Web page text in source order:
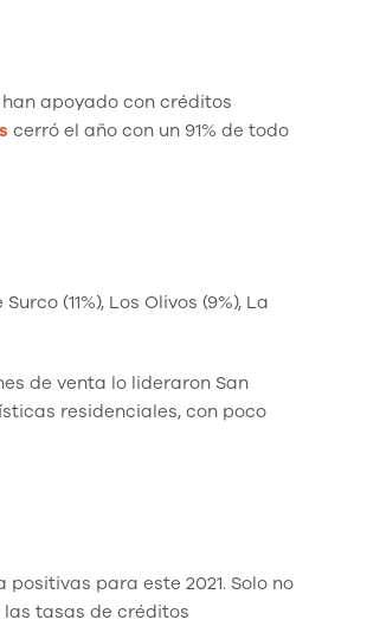
apoyado con créditos
cerró el año con un 91% de todo
(11%), Los Olivos (9%), La
de venta lo lideraron San
residenciales, con poco
para este 2021. Solo no
tasas de créditos